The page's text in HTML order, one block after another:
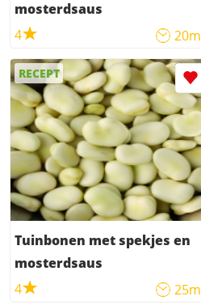
mosterdsaus
4
20m
RECEPT
Tuinbonen met spekjes en
mosterdsaus
4
25m